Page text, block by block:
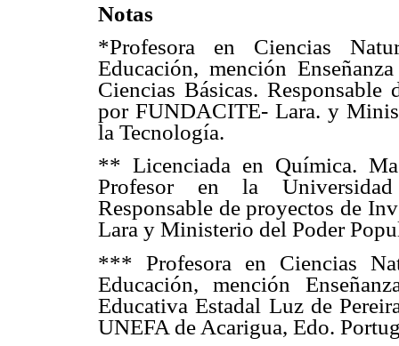
Notas
*Profesora en Ciencias
Educación, mención
Ciencias Básicas.
por FUNDACITE- Lara. y
la Tecnología.
** Licenciada en Química.
Profesor en la Universidad
Responsable de proyectos de
Lara y Ministerio del Poder
*** Profesora en Ciencias
Educación, mención
Educativa Estadal Luz de
UNEFA de Acarigua, Edo.